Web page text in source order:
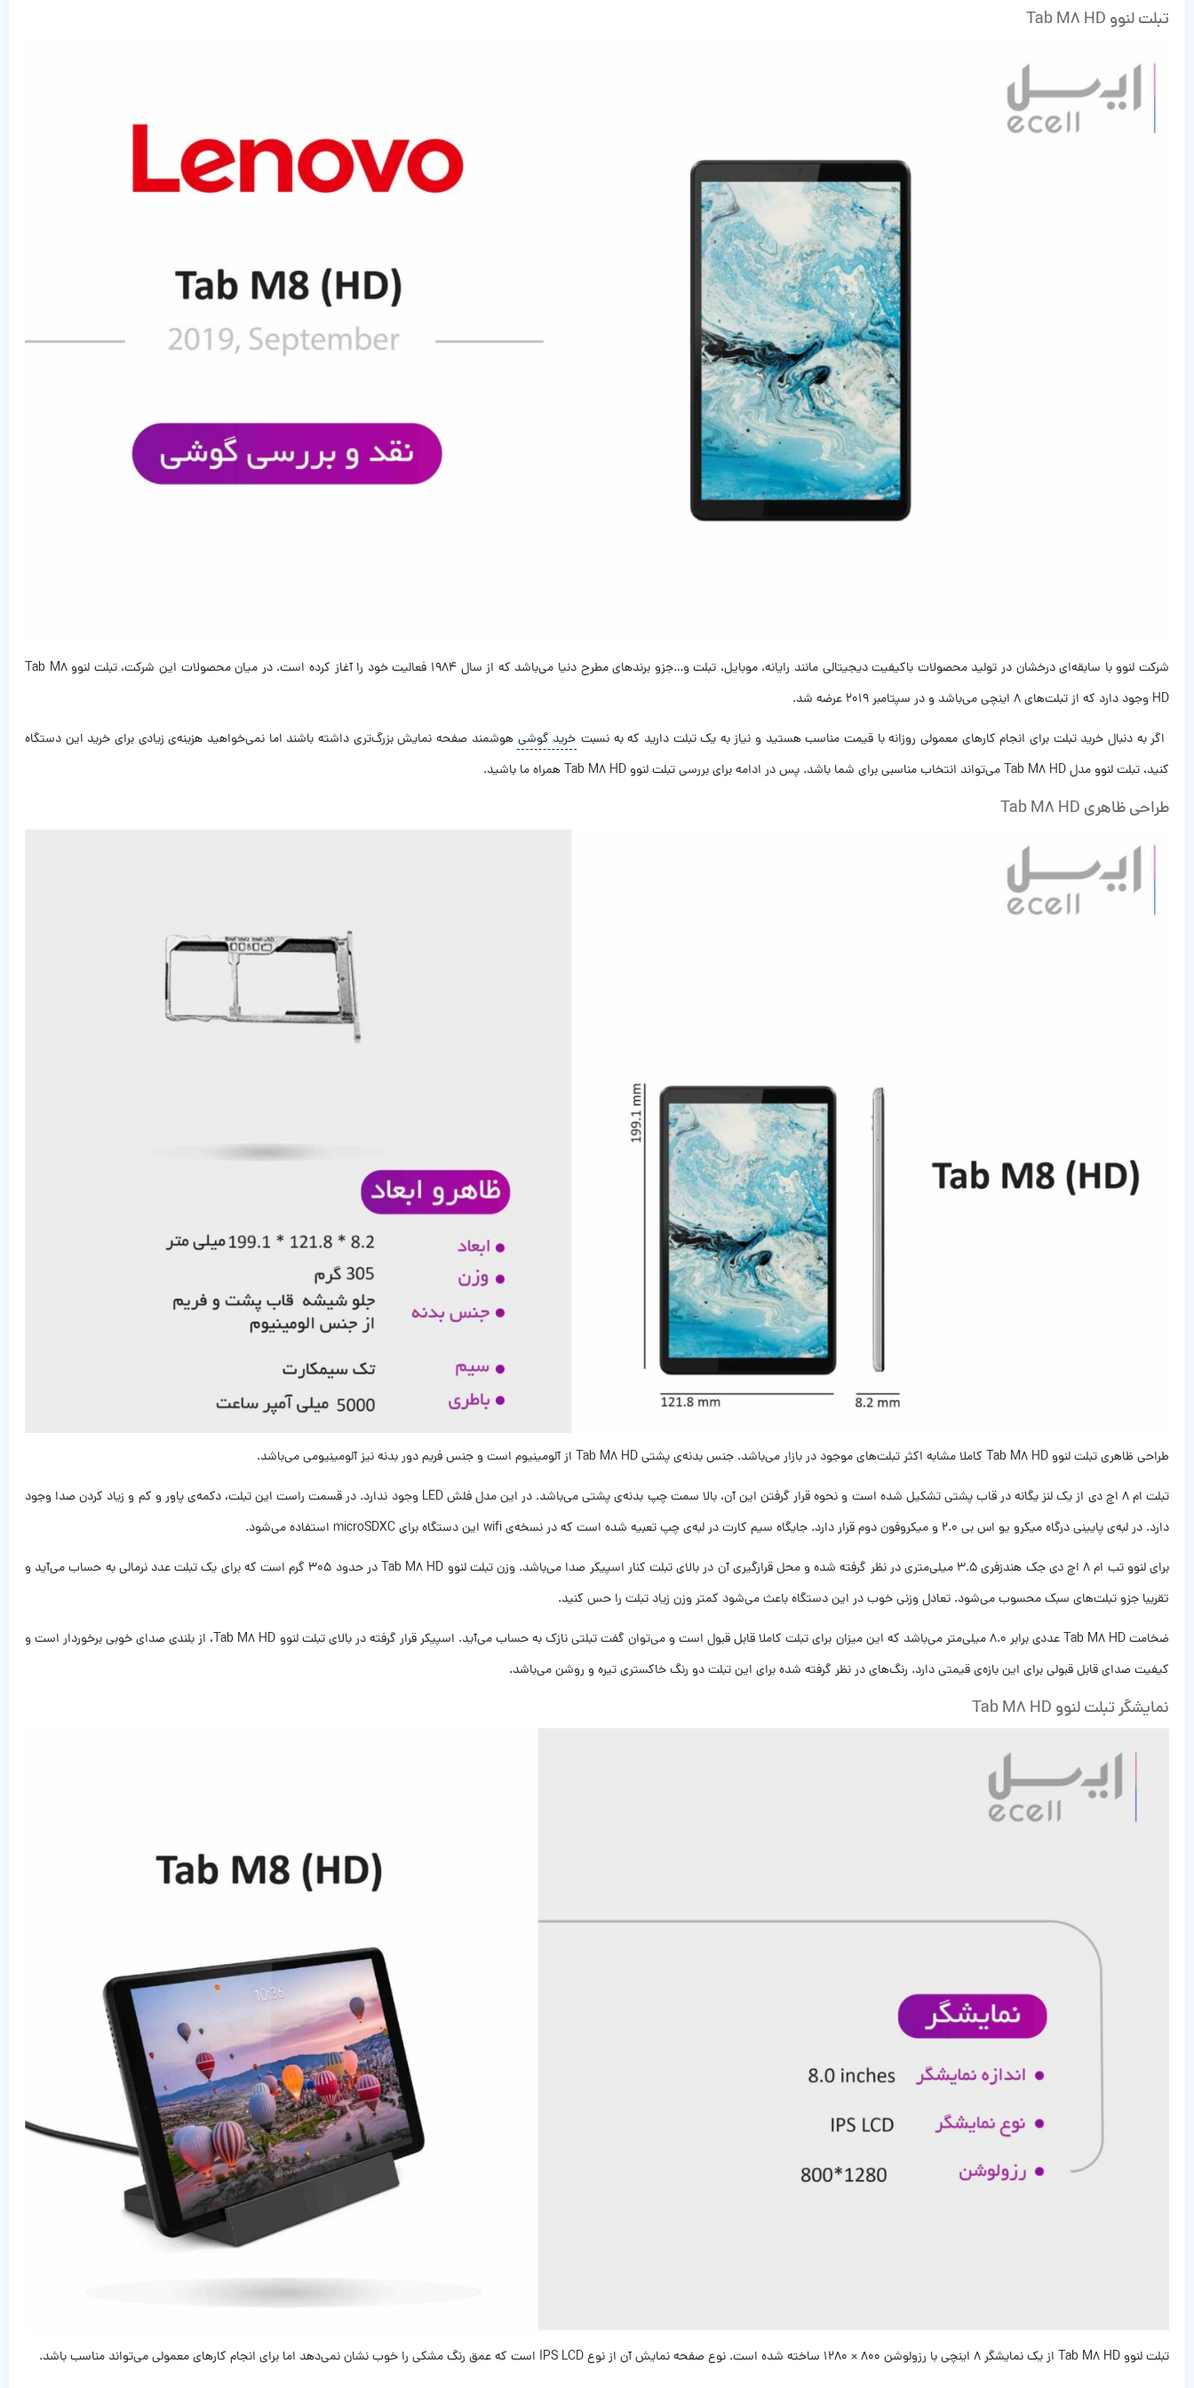
تبلت لنوو Tab M8 HD
شرکت لنوو با سابقه‌ای درخشان در تولید محصولات باکیفیت دیجیتالی مانند رایانه، موبایل، تبلت و…جزو برند‌های مطرح دنیا می‌باشد که از سال ۱۹۸۴ فعالیت خود را آغاز کرده است. در میان محصولات این شرکت، تبلت لنوو Tab M8
HD وجود دارد که از تبلت‌های ۸ اینچی می‌باشد و در سپتامبر ۲۰۱۹ عرضه شد‌.
اگر به دنبال خرید تبلت برای انجام کار‌های معمولی روزانه با قیمت مناسب هستید و نیاز به یک تبلت دارید که به نسبت خرید گوشی‌ هوشمند صفحه نمایش بزرگ‌تری داشته باشند اما نمی‌خواهید هزینه‌ی زیادی برای خرید این دستگاه
کنید، تبلت لنوو مدل Tab M8 HD می‌تواند انتخاب مناسبی برای شما باشد. پس در ادامه برای بررسی تبلت لنوو Tab M8 HD همراه ما باشید.
طراحی ظاهری Tab M8 HD
طراحی ظاهری تبلت لنوو Tab M8 HD کاملا مشابه اکثر تبلت‌های موجود در بازار می‌باشد. جنس بدنه‌ی پشتی Tab M8 HD از آلومینیوم است و جنس فریم دور بدنه نیز آلومینیومی می‌باشد.
تبلت ام ۸ اچ دی از یک لنز یگانه در قاب پشتی تشکیل شده است و نحوه قرار گرفتن این آن، بالا سمت چپ بدنه‌ی پشتی می‌باشد‌‌. در این مدل فلش LED وجود ندارد. در قسمت راست این تبلت، دکمه‌ی پاور و کم و زیاد کردن صدا وجود
دارد. در لبه‌ی پایینی درگاه میکرو یو اس بی 2.0 و میکروفون دوم قرار دارد. جایگاه سیم کارت در لبه‌ی چپ تعبیه شده است که در نسخه‌ی wifi این دستگاه برای microSDXC استفاده می‌شود.
برای لنوو تب ام ۸ اچ دی جک هندزفری ۳.۵ میلی‌متری در نظر گرفته شده و محل قرارگیری آن در بالای تبلت کنار اسپیکر صدا می‌باشد. وزن تبلت لنوو Tab M8 HD در حدود ۳۰۵ گرم است که برای یک تبلت عدد نرمالی به حساب می‌آید و
تقریبا جزو تبلت‌های سبک محسوب می‌شود. تعادل وزنی خوب در این دستگاه باعث می‌شود کمتر وزن زیاد تبلت را حس کنید.
ضخامت Tab M8 HD عددی برابر 8.0 میلی‌متر می‌باشد که این میزان برای تبلت کاملا قابل قبول است و می‌توان گفت تبلتی نازک به حساب می‌آید‌. اسپیکر‌ قرار گرفته در بالای تبلت لنوو Tab M8 HD، از بلندی صدای خوبی برخوردار است و
کیفیت صدای قابل قبولی برای این بازه‌ی قیمتی دارد. رنگ‌های در نظر گرفته شده برای این تبلت دو رنگ خاکستری تیره و روشن می‌باشد.
نمایشگر تبلت لنوو Tab M8 HD
تبلت لنوو Tab M8 HD از یک نمایشگر ۸ اینچی با رزولوشن ۸۰۰ × ۱۲۸۰ ساخته شده است. نوع صفحه نمایش آن از نوع IPS LCD است که عمق رنگ مشکی را خوب نشان نمی‌دهد اما برای انجام کارهای معمولی می‌تواند مناسب باشد‌.